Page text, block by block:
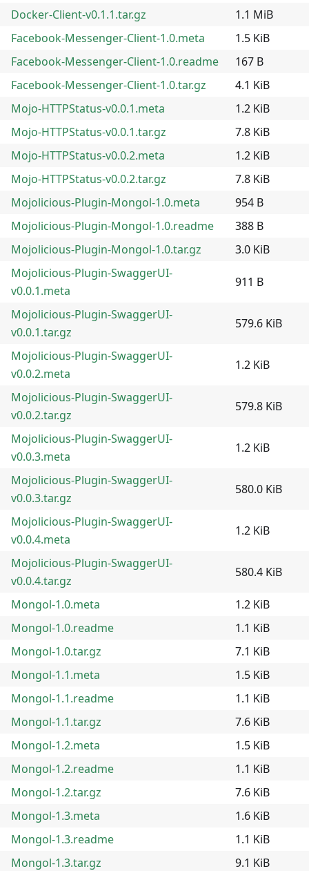
Docker-Client-v0.1.1.tar.gz
1.1 MiB
Facebook-Messenger-Client-1.0.meta
1.5 KiB
Facebook-Messenger-Client-1.0.readme
167 B
Facebook-Messenger-Client-1.0.tar.gz
4.1 KiB
Mojo-HTTPStatus-v0.0.1.meta
1.2 KiB
Mojo-HTTPStatus-v0.0.1.tar.gz
7.8 KiB
Mojo-HTTPStatus-v0.0.2.meta
1.2 KiB
Mojo-HTTPStatus-v0.0.2.tar.gz
7.8 KiB
Mojolicious-Plugin-Mongol-1.0.meta
954 B
Mojolicious-Plugin-Mongol-1.0.readme
388 B
Mojolicious-Plugin-Mongol-1.0.tar.gz
3.0 KiB
Mojolicious-Plugin-SwaggerUI-
v0.0.1.meta
911 B
Mojolicious-Plugin-SwaggerUI-
v0.0.1.tar.gz
579.6 KiB
Mojolicious-Plugin-SwaggerUI-
v0.0.2.meta
1.2 KiB
Mojolicious-Plugin-SwaggerUI-
v0.0.2.tar.gz
579.8 KiB
Mojolicious-Plugin-SwaggerUI-
v0.0.3.meta
1.2 KiB
Mojolicious-Plugin-SwaggerUI-
v0.0.3.tar.gz
580.0 KiB
Mojolicious-Plugin-SwaggerUI-
v0.0.4.meta
1.2 KiB
Mojolicious-Plugin-SwaggerUI-
v0.0.4.tar.gz
580.4 KiB
Mongol-1.0.meta
1.2 KiB
Mongol-1.0.readme
1.1 KiB
Mongol-1.0.tar.gz
7.1 KiB
Mongol-1.1.meta
1.5 KiB
Mongol-1.1.readme
1.1 KiB
Mongol-1.1.tar.gz
7.6 KiB
Mongol-1.2.meta
1.5 KiB
Mongol-1.2.readme
1.1 KiB
Mongol-1.2.tar.gz
7.6 KiB
Mongol-1.3.meta
1.6 KiB
Mongol-1.3.readme
1.1 KiB
Mongol-1.3.tar.gz
9.1 KiB